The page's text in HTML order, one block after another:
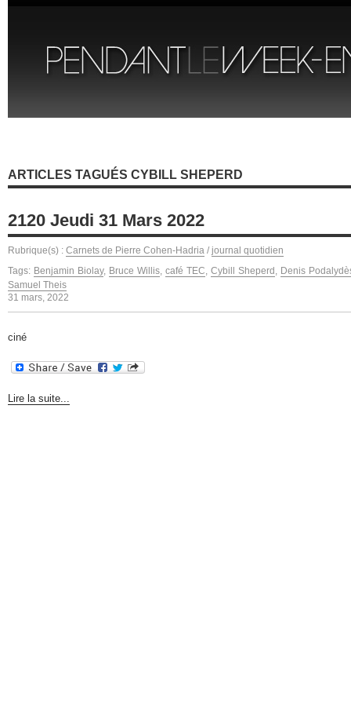
ARTICLES TAGUÉS CYBILL SHEPERD
2120 Jeudi 31 Mars 2022
Rubrique(s) : Carnets de Pierre Cohen-Hadria / journal quotidien
Tags: Benjamin Biolay, Bruce Willis, café TEC, Cybill Sheperd , Denis
Samuel Theis
31 mars, 2022
ciné
Lire la suite...